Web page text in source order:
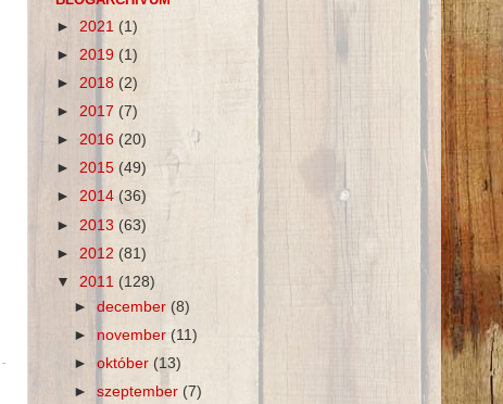
► 2021 (1)
► 2019 (1)
► 2018 (2)
► 2017 (7)
► 2016 (20)
► 2015 (49)
► 2014 (36)
► 2013 (63)
► 2012 (81)
▼ 2011 (128)
►december (8)
► november(11)
►október (13)
►szeptember (7)